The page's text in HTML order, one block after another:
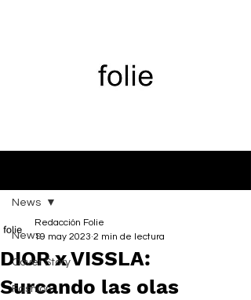
News
Cover Story
Fashion
News
DIOR x VISSLA:
Surcando las olas
Redacción Folie
19 may 2023 2 min de lectura